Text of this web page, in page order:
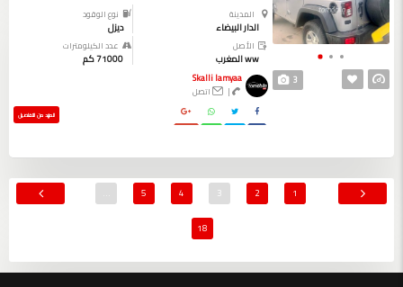
3
المدينة
الدار البيضاء
نوع الوقود
ديزل
الأصل
ww المغرب
عدد الكيلومترات
71000 كم
Skalli lamyaa
|
اتصل
المزيد من التفاصيل
1
2
3
4
5
18